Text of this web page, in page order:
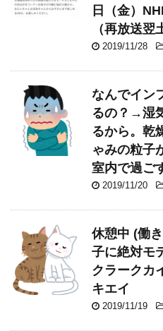
日（金）
（再放送翌
2019/11/28
なんでイン
るの？→湿
るから。乾
ゃみの粒子
室内で過ご
2019/11/20
休憩中 (働
子に絶対モ
クラークカ
キエイ
2019/11/19